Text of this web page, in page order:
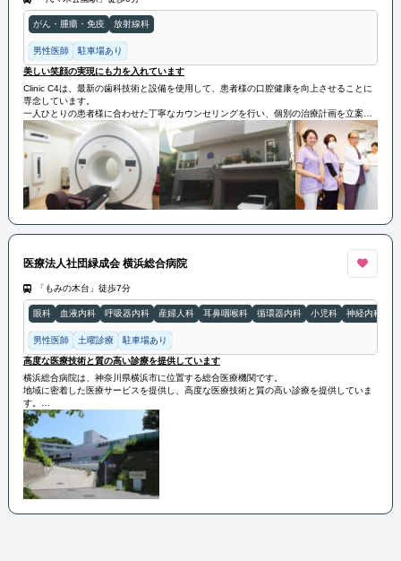
がん・腫瘍・免疫 放射線科
男性医師 駐車場あり
美しい笑顔の実現にも力を入れています
Clinic C4は、最新の歯科技術と設備を使用して、患者様の口腔健康を向上させることに
専念しています。
一人ひとりの患者様に合わせた丁寧なカウンセリングを行い、個別の治療計画を立案し
ます。
経験豊富な歯科医師とスタッフが患者様のニーズに応じた高品質な治療を提供し、快適
な歯科体験を実現します。
また、患者様の歯の健康だけでなく、美しい笑顔の実現にも力を入れています。
医療法人社団緑成会 横浜総合病院
「もみの木台」徒歩7分
眼科 血液内科 呼吸器内科 産婦人科 耳鼻咽喉科 循環器内科 小児科 神経内科
男性医師 土曜診療 駐車場あり
高度な医療技術と質の高い診療を提供しています
横浜総合病院は、神奈川県横浜市に位置する総合医療機関です。
地域に密着した医療サービスを提供し、高度な医療技術と質の高い診療を提供していま
す。
専門医による診療や最新の医療機器を活用した診断・治療が行われ、地域の健康増進に
貢献しています。
また、救急医療やがん治療、心臓血管疾患など、幅広い診療科目をカバーしており、患
者様のニーズに応える体制が整っています。